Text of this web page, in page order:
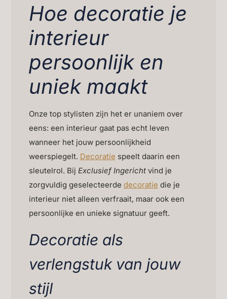
Hoe decoratie je
interieur
persoonlijk en
uniek maakt
Onze top stylisten zijn het er unaniem over
eens: een interieur gaat pas echt leven
wanneer het jouw persoonlijkheid
weerspiegelt. Decoratie speelt daarin een
sleutelrol. Bij Exclusief Ingerichtvind je
zorgvuldig geselecteerde decoratie die je
interieur niet alleen verfraait, maar ook een
persoonlijke en unieke signatuur geeft.
Decoratie als
verlengstuk van jouw
stijl